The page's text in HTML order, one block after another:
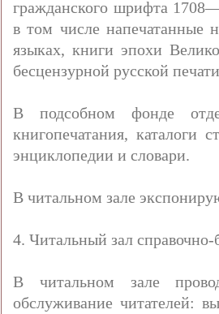
гражданского шрифта
в том числе напечатанные
языках, книги эпохи
бесцензурной русской
В подсобном фонде
книгопечатания, каталоги
энциклопедии и словари.
В читальном зале
4. Читальный зал
В читальном зале
обслуживание читателей: